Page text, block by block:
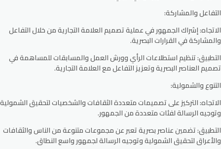
التفاعل والمشاركة:
الاتجاه:إشراك الجمهور في عملية تصميم العلامة التجارية من خلال التفاعل
والمشاركة في القرارات البصرية.
التطبيق:تنظيم استطلاعات الرأي وورش العمل والمسابقات للمساهمة في
تصميم العناصر البصرية وتعزيز التفاعل مع العلامة التجارية.
التنوع والشمولية:
الاتجاه:التركيز على تصميمات متعددة الثقافات والشخصيات لتحقيق الشمولية
وتوجيه الرسالة لفئات متعددة من الجمهور.
التطبيق:تضمين عناصر بصرية تعبر عن مجموعات متنوعة من الناس والثقافات
والأعراق لتحقيق الشمولية وتوجيه الرسالة لجمهور واسع النطاق.